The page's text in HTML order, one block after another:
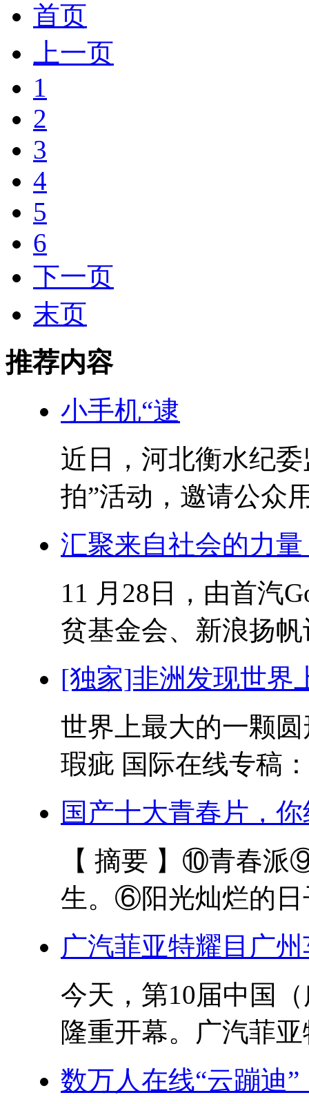
首页
上一页
1
2
3
4
5
6
下一页
末页
推荐内容
小手机“逮
近日，河北衡水纪
拍”活动，邀请公众
汇聚来自社会的力
11 月28日，由首汽
贫基金会、新浪扬
[独家]非洲发现世界
世界上最大的一颗
瑕疵 国际在线专稿
国产十大青春片，
【 摘要 】⑩青春
生。⑥阳光灿烂的
广汽菲亚特耀目广
今天，第10届中国
隆重开幕。广汽菲
数万人在线“云蹦迪